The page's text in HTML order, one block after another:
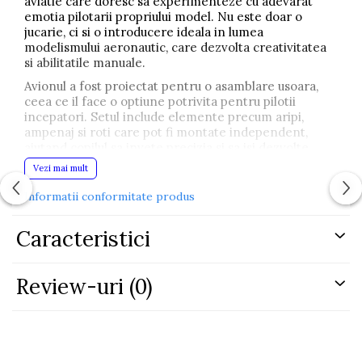
emotia pilotarii propriului model. Nu este doar o
jucarie, ci si o introducere ideala in lumea
modelismului aeronautic, care dezvolta creativitatea
si abilitatile manuale.
Avionul a fost proiectat pentru o asamblare usoara,
ceea ce il face o optiune potrivita pentru pilotii
incepatori. Setul include elemente precum aripi,
ampenaj si roti care pot fi montate independent,
abilitatile tehnice.
Modelul se remarca prin iluminarea LED atractiva,
care il face sa arate spectaculos atat ziua, cat si dupa
atenta il transforma intr-un model RC unic, care
incurajeaza joaca plina de actiune si permite copilului
Avionul se deplaseaza usor pe diverse suprafete
datorita rotilor montate, iar controlul precis prin
Vezi mai mult
Informatii conformitate produs
Caracteristici
Review-uri (0)